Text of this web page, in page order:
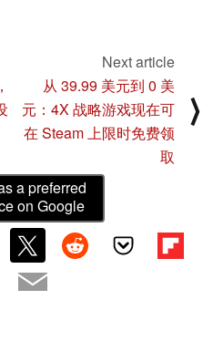
Next article
从 39.99 美元到 0 美
元：4X 战略游戏现在可
在 Steam 上限时免费领
取
⟩
a preferred
on Google